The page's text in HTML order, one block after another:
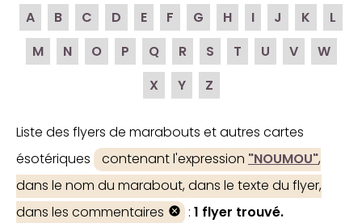
A B C D E F G H I J K
L
M
N O P Q R S T U V
W
X
Y Z
Liste des flyers de marabouts et autres cartes
ésotériques
contenant l'expression "NOUMOU",
dans le nom du marabout, dans le texte du flyer,
dans les commentaires
: 1 flyer trouvé.